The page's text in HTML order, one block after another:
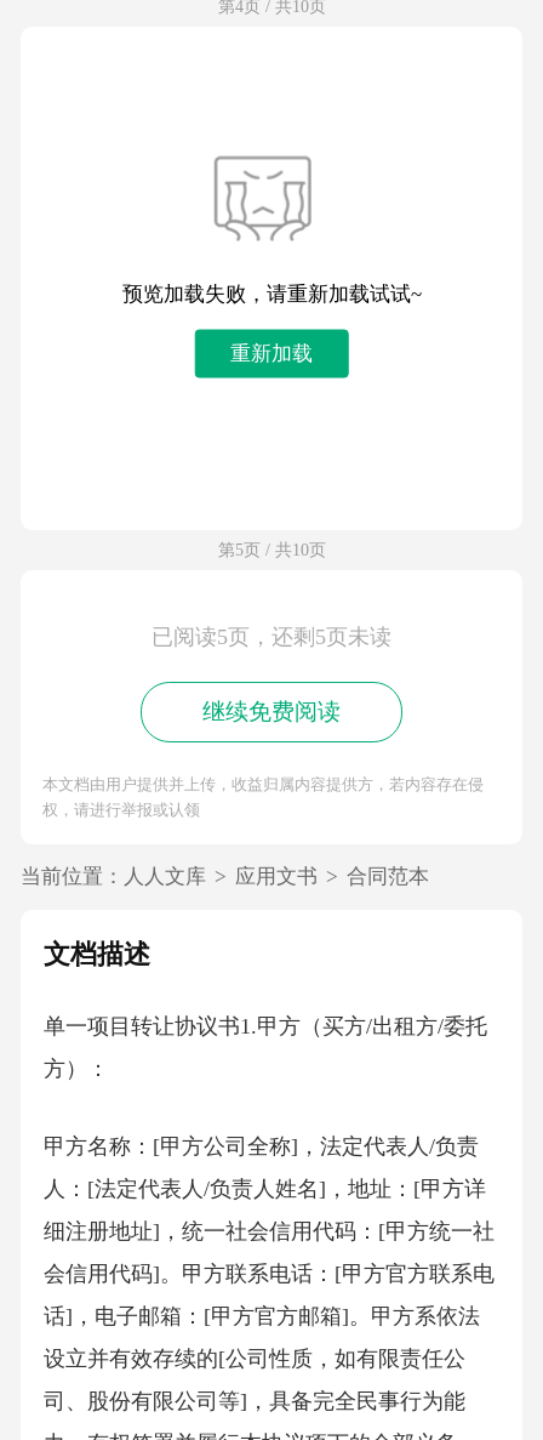
第4页 / 共10页
预览加载失败，请重新加载试试~
重新加载
第5页 / 共10页
已阅读5页，还剩5页未读
继续免费阅读
本文档由用户提供并上传，收益归属内容提供方，若内容存在侵
权，请进行举报或认领
当前位置： 人人文库 > 应用文书 > 合同范本
文档描述
单一项目转让协议书1.甲方（买方/出租方/委托
方）：
甲方名称：[甲方公司全称]，法定代表人/负责
人：[法定代表人/负责人姓名]，地址：[甲方详
细注册地址]，统一社会信用代码：[甲方统一社
会信用代码]。甲方联系电话：[甲方官方联系电
话]，电子邮箱：[甲方官方邮箱]。甲方系依法
设立并有效存续的[公司性质，如有限责任公
司、股份有限公司等]，具备完全民事行为能